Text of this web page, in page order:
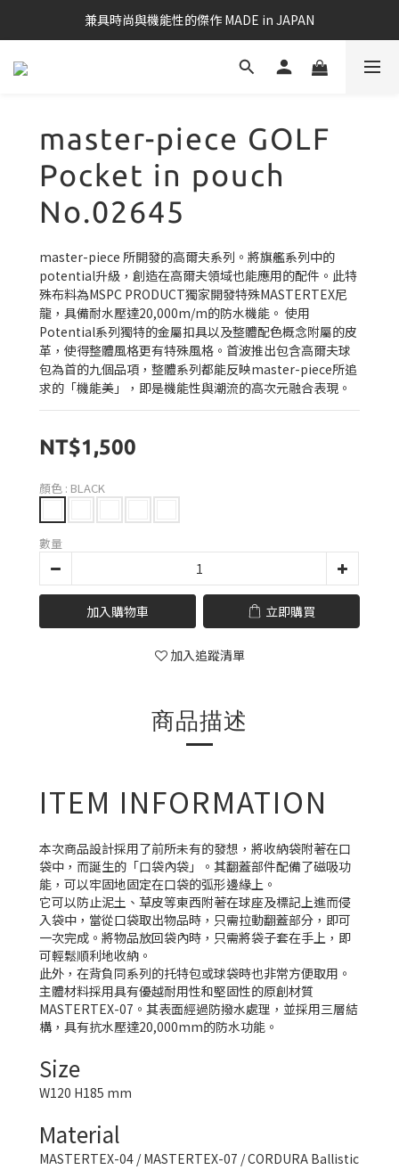
兼具時尚與機能性的傑作 MADE in JAPAN
master-piece GOLF
Pocket in pouch
No.02645
master-piece 所開發的高爾夫系列。將旗艦系列中的
potential升級，創造在高爾夫領域也能應用的配件。此特
殊布料為MSPC PRODUCT獨家開發特殊MASTERTEX尼
龍，具備耐水壓達20,000m/m的防水機能。 使用
Potential系列獨特的金屬扣具以及整體配色概念附屬的皮
革，使得整體風格更有特殊風格。首波推出包含高爾夫球
包為首的九個品項，整體系列都能反映master-piece所追
求的「機能美」，即是機能性與潮流的高次元融合表現。
NT$1,500
顏色 : BLACK
數量
加入購物車 立即購買
加入追蹤清單
商品描述
ITEM INFORMATION
本次商品設計採用了前所未有的發想，將收納袋附著在口
袋中，而誕生的「口袋內袋」。其翻蓋部件配備了磁吸功
能，可以牢固地固定在口袋的弧形邊緣上。
它可以防止泥土、草皮等東西附著在球座及標記上進而侵
入袋中，當從口袋取出物品時，只需拉動翻蓋部分，即可
一次完成。將物品放回袋內時，只需將袋子套在手上，即
可輕鬆順利地收納。
此外，在背負同系列的托特包或球袋時也非常方便取用。
主體材料採用具有優越耐用性和堅固性的原創材質
MASTERTEX-07。其表面經過防撥水處理，並採用三層結
構，具有抗水壓達20,000mm的防水功能。
Size
W120 H185 mm
Material
MASTERTEX-04 / MASTERTEX-07 / CORDURA Ballistic